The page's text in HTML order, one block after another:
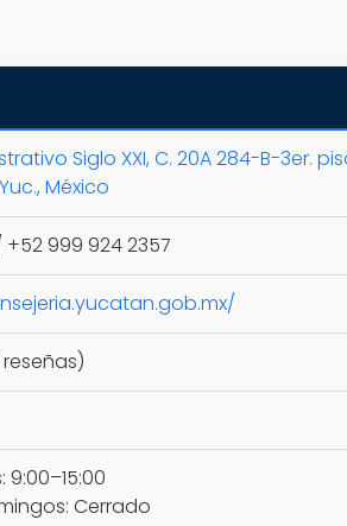
Siglo XXI, C. 20A 284-B-3er.
México
999 924 2357
reseñas)
9:00–15:00
Cerrado